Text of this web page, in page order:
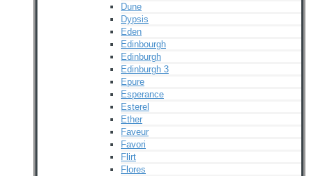
Dune
Dypsis
Eden
Edinbourgh
Edinburgh
Edinburgh 3
Epure
Esperance
Esterel
Ether
Faveur
Favori
Flirt
Flores